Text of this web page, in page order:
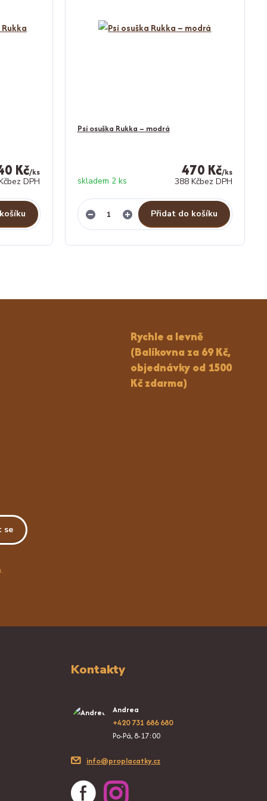
Kč/ks
bez DPH
Psí osuška Rukka – modrá
470 Kč/ks
388 Kčbez DPH
skladem 2 ks
Přidat do košíku
Rychle a levně
(Balíkovna za 69 Kč,
objednávky od 1500
Kč zdarma)
se
Kontakty
Andrea
+420 731 686 680
Po-Pá, 8-17:00
info@proplacatky.cz